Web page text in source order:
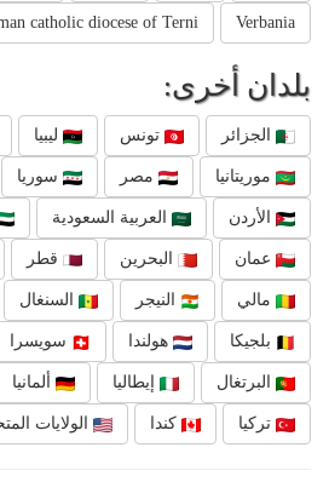
Verbania
catholic diocese of Terni
بلدان أخرى:
الجزائر تونس ليبيا
موريتانيا مصر سوريا
الأردن العربية السعودية
عمان البحرين قطر
مالي النيجر السنغال
بلجيكا هولندا سويسرا
البرتغال إيطاليا ألمانيا
تركيا كندا الولايات